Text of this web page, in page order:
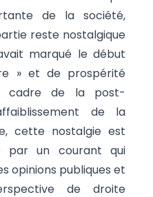
de la société,
reste nostalgique
marqué le début
» et de prospérité
cadre de la post-
de la
cette nostalgie est
par un courant qui
opinions publiques et
de droite